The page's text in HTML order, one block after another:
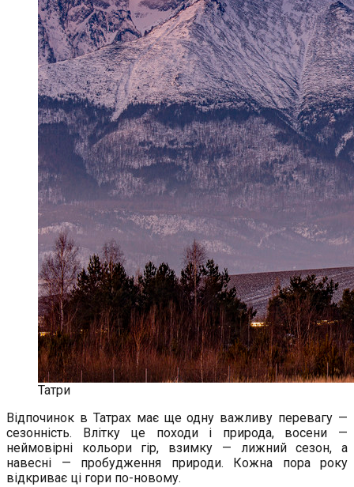
Татри
Відпочинок в Татрах має ще одну важливу перевагу —
сезонність. Влітку це походи і природа, восени —
неймовірні кольори гір, взимку — лижний сезон, а
навесні — пробудження природи. Кожна пора року
відкриває ці гори по-новому.